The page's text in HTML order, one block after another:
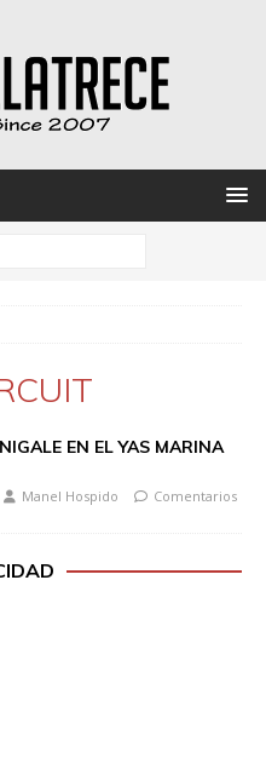
EN EL YAS MARINA
Manel Hospido
Comentarios